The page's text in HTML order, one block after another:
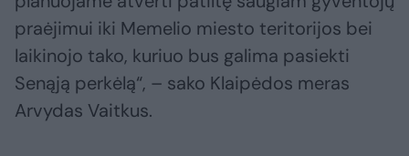
praėjimui iki Memelio miesto teritorijos bei
laikinojo tako, kuriuo bus galima pasiekti
Senąją perkėlą“, – sako Klaipėdos meras
Arvydas Vaitkus.